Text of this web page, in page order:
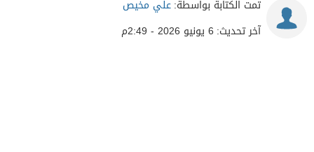
تمت الكتابة بواسطة:علي مخيص
آخر تحديث: 6 يونيو 2026 - 2:49م